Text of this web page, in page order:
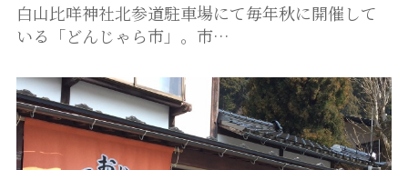
白山比咩神社北参道駐車場にて毎年秋に開催して
いる「どんじゃら市」。市…